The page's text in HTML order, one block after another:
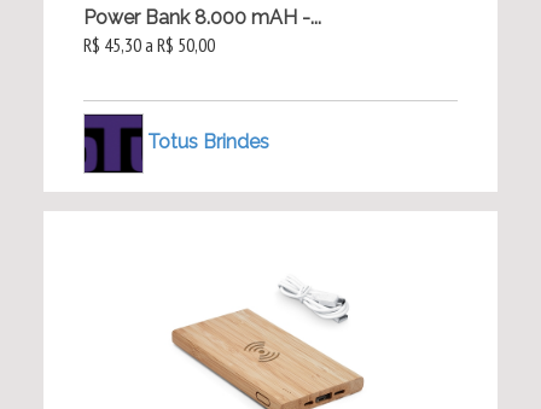
Power Bank 8.000 mAH -...
R$ 45,30 a R$ 50,00
Totus Brindes